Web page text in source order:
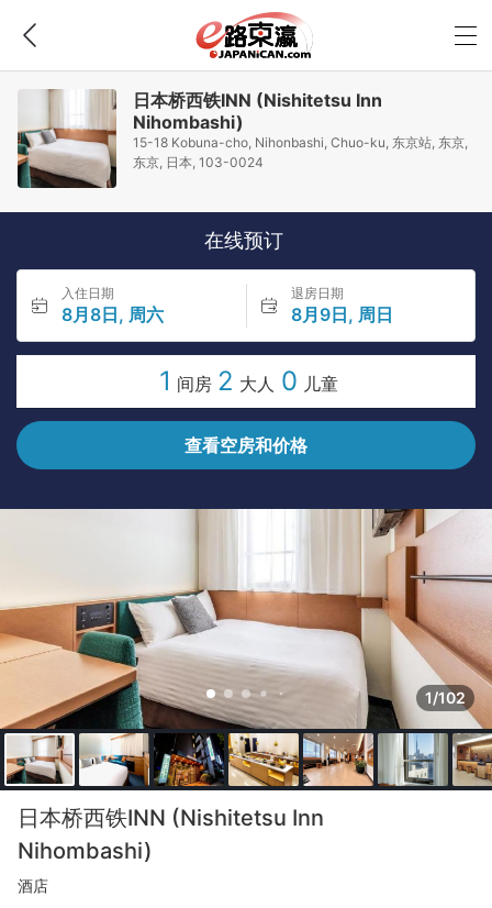
日本桥西铁INN (Nishitetsu Inn
Nihombashi)
15-18 Kobuna-cho, Nihonbashi, Chuo-ku, 东京站, 东京,
东京, 日本, 103-0024
在线预订
入住日期
8月8日, 周六
退房日期
8月9日, 周日
1 间房 2 大人 0 儿童
查看空房和价格
1/102
日本桥西铁INN (Nishitetsu Inn
Nihombashi)
酒店